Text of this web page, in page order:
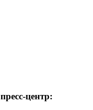
пресс-центр: